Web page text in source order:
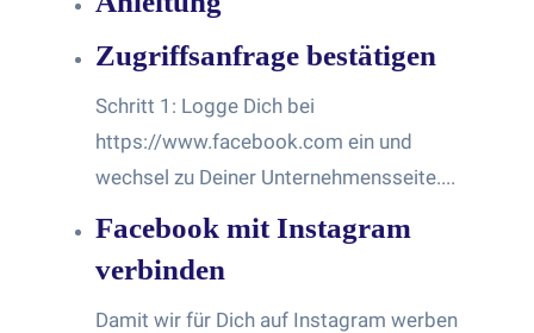
Zugriffsanfrage bestätigen
Schritt 1: Logge Dich bei
https://www.facebook.com ein und
wechsel zu Deiner Unternehmensseite....
Facebook mit Instagram
verbinden
Damit wir für Dich auf Instagram werben